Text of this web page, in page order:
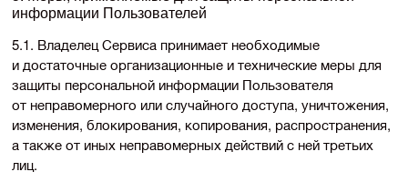
информации Пользователей
5.1. Владелец Сервиса принимает необходимые
и достаточные организационные и технические меры для
защиты персональной информации Пользователя
от неправомерного или случайного доступа, уничтожения,
изменения, блокирования, копирования, распространения,
а также от иных неправомерных действий с ней третьих
лиц.